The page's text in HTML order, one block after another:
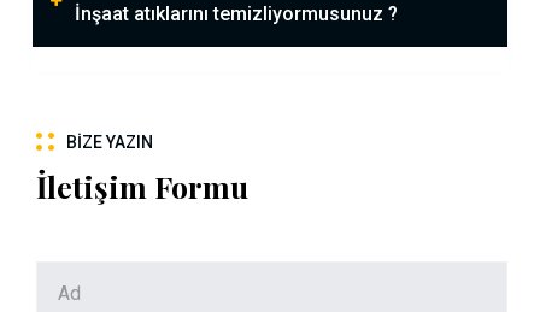
İnşaat atıklarını temizliyormusunuz ?
BIZE YAZIN
İletişim Formu